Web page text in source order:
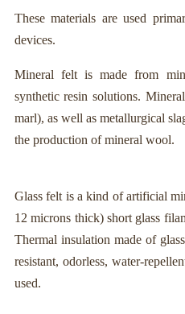
These materials are used
devices.
Mineral felt is made from
synthetic resin solutions.
marl), as well as metallurgical
the production of mineral wool.
Glass felt is a kind of artificial
12 microns thick) short glass
Thermal insulation made of
resistant, odorless, water-
used.